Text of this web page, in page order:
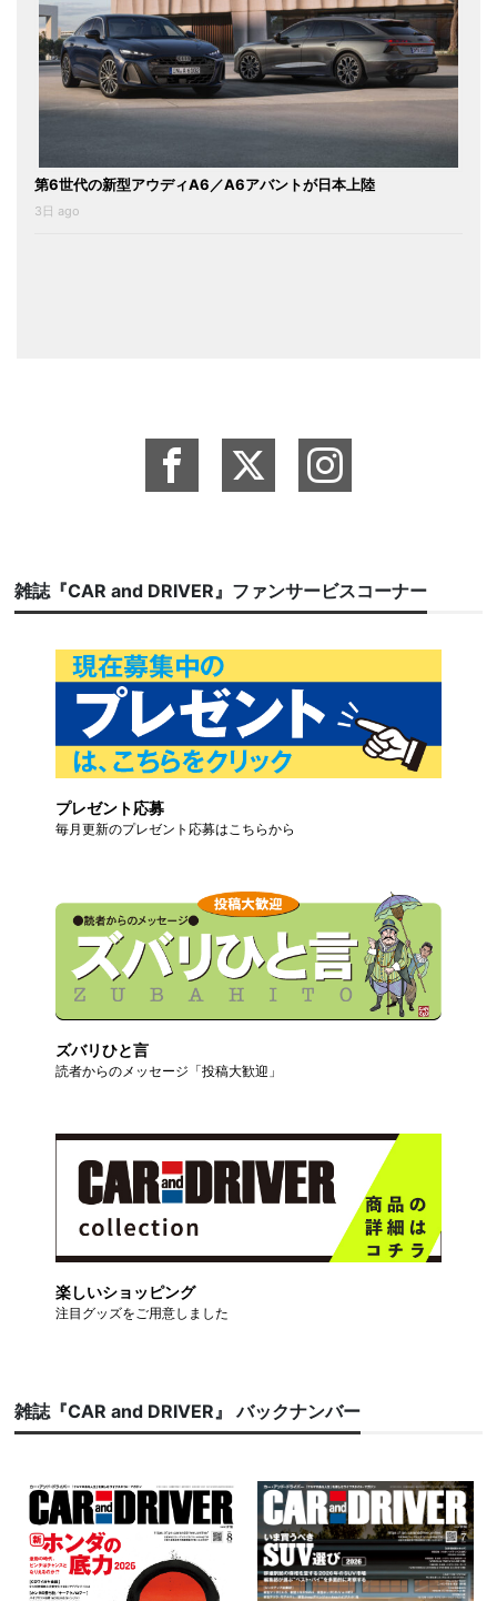
第6世代の新型アウディA6／A6アバントが日本上陸
3日 ago
雑誌『CAR and DRIVER』ファンサービスコーナー
プレゼント応募
毎月更新のプレゼント応募はこちらから
ズバリひと言
読者からのメッセージ「投稿大歓迎」
楽しいショッピング
注目グッズをご用意しました
雑誌『CAR and DRIVER』 バックナンバー